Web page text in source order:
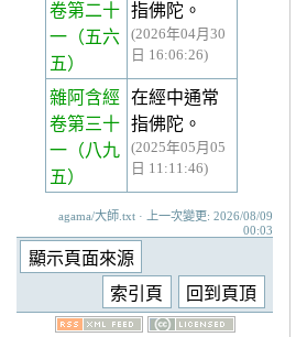
卷第二十
一 （五六
五）
指佛陀。
(2026年04月30
日 16:06:26)
雜阿含經
卷第三十
一 （八九
五）
在經中通常
指佛陀。
(2025年05月05
日 11:11:46)
agama/大師.txt · 上一次變更: 2026/08/09
00:03